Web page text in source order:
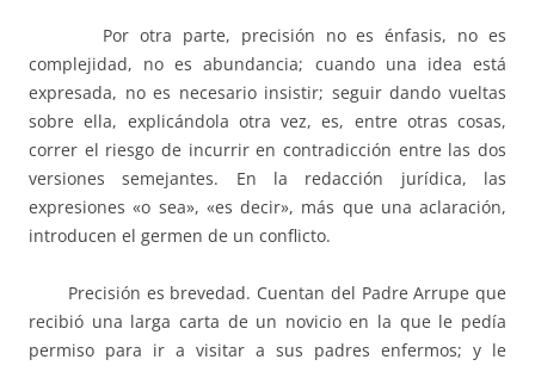
Por otra parte, precisión no es énfasis, no es
complejidad, no es abundancia; cuando una idea está
expresada, no es necesario insistir; seguir dando vueltas
sobre ella, explicándola otra vez, es, entre otras cosas,
correr el riesgo de incurrir en contradicción entre las dos
versiones semejantes. En la redacción jurídica, las
expresiones «o sea», «es decir», más que una aclaración,
introducen el germen de un conflicto.
Precisión es brevedad. Cuentan del Padre Arrupe que
recibió una larga carta de un novicio en la que le pedía
permiso para ir a visitar a sus padres enfermos; y le